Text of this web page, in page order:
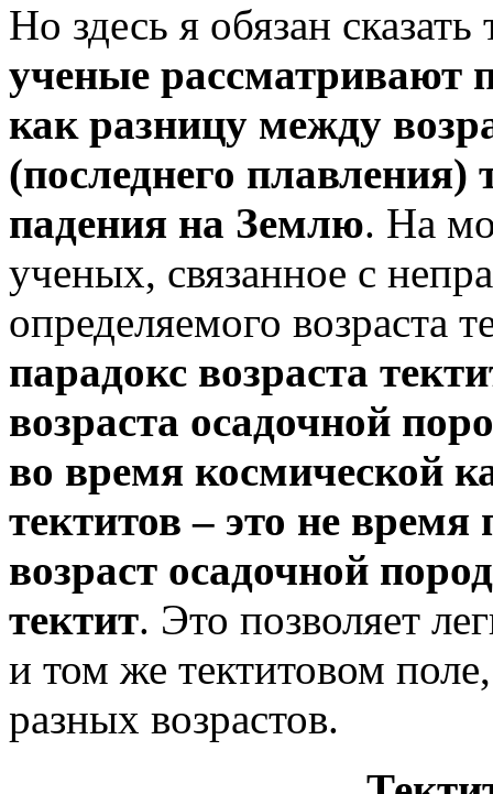
Но здесь я обязан
ученые рассматривают
как разницу между
(последнего плавления)
падения на Землю. На
ученых, связанное с
определяемого возраста
парадокс возраста
возраста осадочной
во время космической
тектитов – это не время
возраст осадочной
тектит. Это позволяет
и том же тектитовом
разных возрастов.